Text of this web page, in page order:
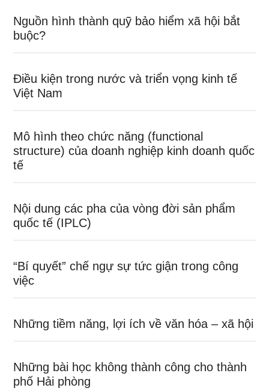
Nguồn hình thành quỹ bảo hiểm xã hội bắt
buộc?
Điều kiện trong nước và triển vọng kinh tế
Việt Nam
Mô hình theo chức năng (functional
structure) của doanh nghiệp kinh doanh quốc
tế
Nội dung các pha của vòng đời sản phẩm
quốc tế (IPLC)
“Bí quyết” chế ngự sự tức giận trong công
việc
Những tiềm năng, lợi ích về văn hóa – xã hội
Những bài học không thành công cho thành
phố Hải phòng